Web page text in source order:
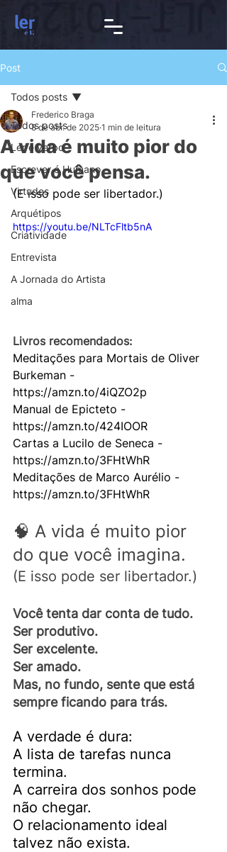
Post
Todos posts
Ler é verbo
Escrever é Humano
Virtudes
Arquétipos
Criatividade
Entrevista
A Jornada do Artista
alma
Todos posts
A vida é muito pior do
que você pensa.
Frederico Braga
8 de abr. de 2025 1 min de leitura
(E isso pode ser libertador.)
https://youtu.be/NLTcFltb5nA
Livros recomendados:
Meditações para Mortais de Oliver
Burkeman -
https://amzn.to/4iQZO2p
Manual de Epicteto -
https://amzn.to/424IOOR
Cartas a Lucilo de Seneca -
https://amzn.to/3FHtWhR
Meditações de Marco Aurélio -
https://amzn.to/3FHtWhR
🧠 A vida é muito pior
do que você imagina.
(E isso pode ser libertador.)
Você tenta dar conta de tudo.
Ser produtivo.
Ser excelente.
Ser amado.
Mas, no fundo, sente que está
sempre ficando para trás.
A verdade é dura:
A lista de tarefas nunca
termina.
A carreira dos sonhos pode
não chegar.
O relacionamento ideal
talvez não exista.